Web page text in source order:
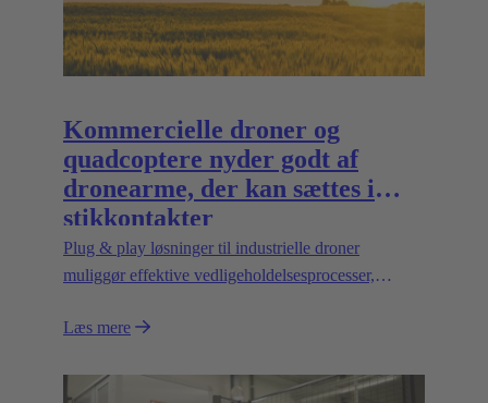
Kommercielle droner og
quadcoptere nyder godt af
dronearme, der kan sættes i
stikkontakter
Plug & play løsninger til industrielle droner
muliggør effektive vedligeholdelsesprocesser,
f.eks. til transport af tungere laster.
Læs mere